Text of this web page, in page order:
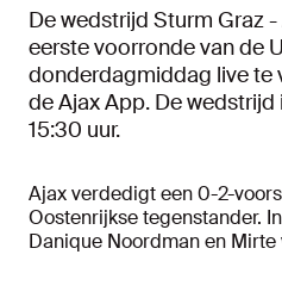
De wedstrijd Sturm Graz
eerste voorronde van de
donderdagmiddag live te
de Ajax App. De
15:30 uur.
Ajax verdedigt een 0-2-
Oostenrijkse tegenstander.
Danique Noordman en